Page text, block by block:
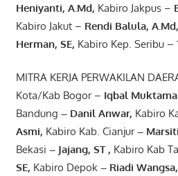
Heniyanti, A.Md, Kabiro Jakpus –
Kabiro Jakut – Rendi Balula, A.Md,
Herman, SE, Kabiro Kep. Seribu –
MITRA KERJA PERWAKILAN
Kota/Kab Bogor – Iqbal
Bandung – Danil Anwar, Kabiro
Asmi, Kabiro Kab. Cianjur– Marsiti
Bekasi – Jajang, ST , Kabiro Kab
SE, Kabiro Depok– Riadi Wangsa,